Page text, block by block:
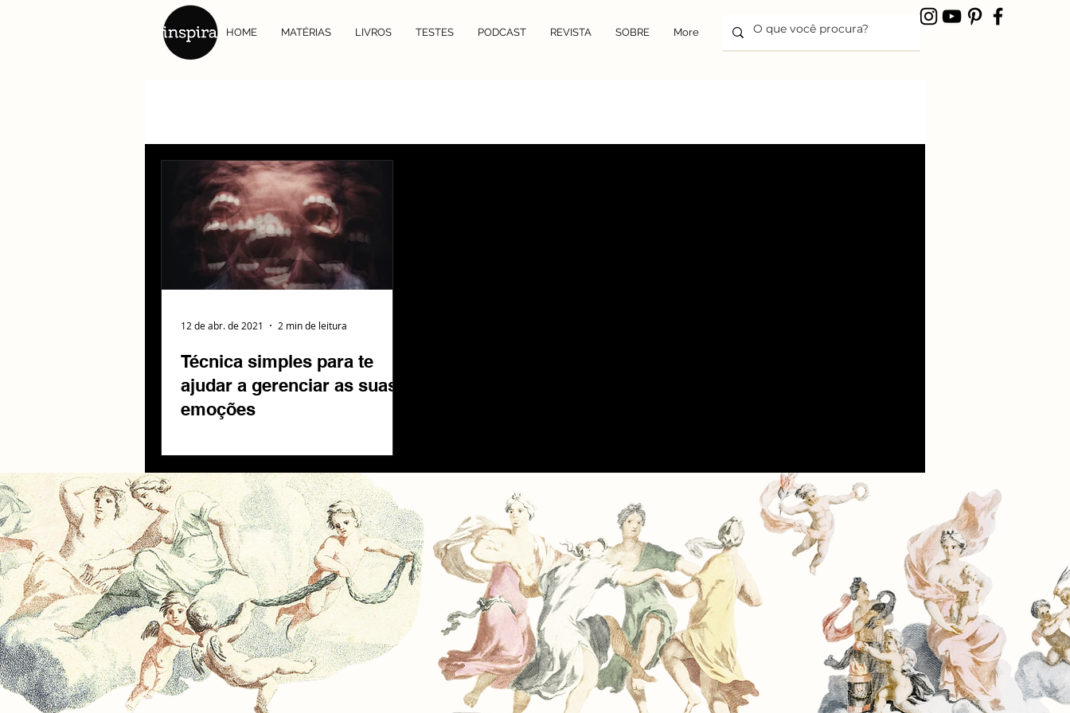
HOME MATÉRIAS LIVROS TESTES PODCAST REVISTA SOBRE More
Técnica simples para te
ajudar a gerenciar as suas
emoções
12 de abr. de 2021 2 min de leitura